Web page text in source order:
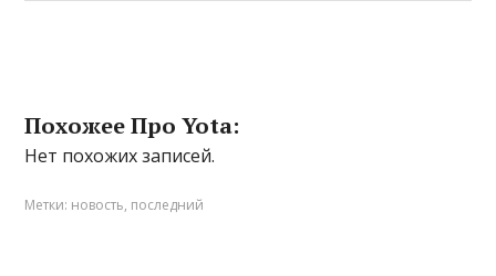
Похожее Про Yota:
Нет похожих записей.
Метки: новость, последний